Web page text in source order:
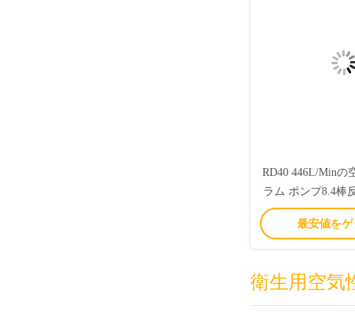
RD40 446L/Minの
ラム ポンプ8.4棒
ィン
最安値を
衛生用空気